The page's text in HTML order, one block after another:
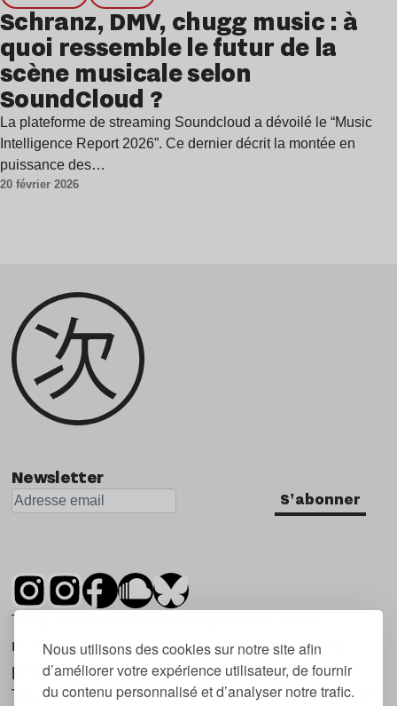
Nous utilisons des cookies sur notre site afin
d’améliorer votre expérience utilisateur, de fournir
du contenu personnalisé et d’analyser notre trafic.
Schranz, DMV, chugg music : à
quoi ressemble le futur de la
scène musicale selon
SoundCloud ?
La plateforme de streaming Soundcloud a dévoilé le “Music
Intelligence Report 2026”. Ce dernier décrit la montée en
puissance des…
20 février 2026
Newsletter
S'abonner
Tsugi est un mensuel indépendant sur la
musique et les nouvelles tendances, dont la
première parution date de 2007.
Tsugi en japonais signifie « prochain », « suivant